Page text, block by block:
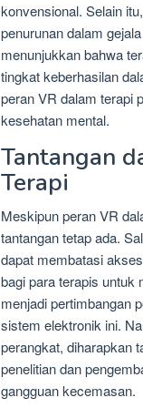
konvensional. Selain
penurunan dalam
menunjukkan bahwa
tingkat keberhasilan
peran VR dalam terapi
kesehatan mental.
Tantangan
Terapi
Meskipun peran VR
tantangan tetap ada.
dapat membatasi
bagi para terapis untuk
menjadi pertimbangan
sistem elektronik ini.
perangkat, diharapkan
penelitian dan
gangguan kecemasan.